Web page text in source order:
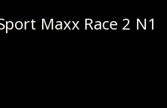
Maxx Race 2 N1